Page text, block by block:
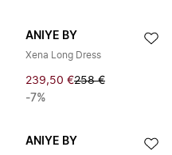
ANIYE BY
Xena Long Dress
239,50 €258 €
-7%
ANIYE BY